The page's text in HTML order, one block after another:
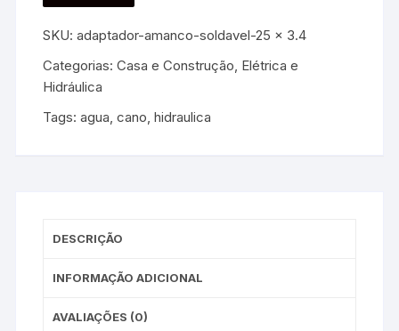
SKU:adaptador-amanco-soldavel-25 x 3.4
Categorias:Casa e Construção, Elétrica e
Hidráulica
Tags:agua,cano,hidraulica
DESCRIÇÃO
INFORMAÇÃO ADICIONAL
AVALIAÇÕES (0)